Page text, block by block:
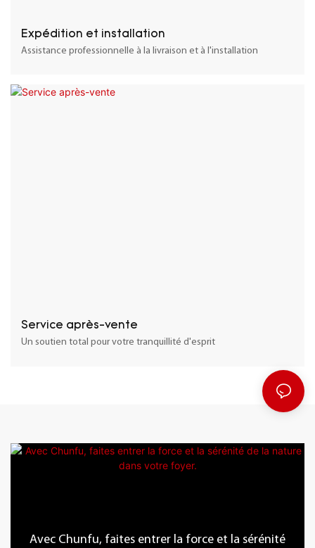
Expédition et installation
Assistance professionnelle à la livraison et à l'installation
Service après-vente
Un soutien total pour votre tranquillité d'esprit
Avec Chunfu, faites entrer la force et la sérénité